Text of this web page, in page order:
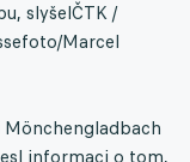
slyšelČTK /
Marcel
Mönchengladbach
informaci o tom,